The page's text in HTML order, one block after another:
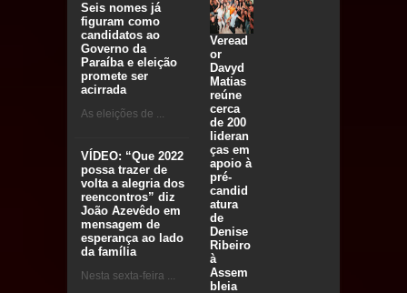
Seis nomes já
figuram como
candidatos ao
Governo da
Paraíba e eleição
promete ser
acirrada
As eleições de ...
VÍDEO: “Que 2022
possa trazer de
volta a alegria dos
reencontros” diz
João Azevêdo em
mensagem de
esperança ao lado
da família
Nesta sexta-feira ...
Veread
or
Davyd
Matias
reúne
cerca
de 200
lideran
ças em
apoio à
pré-
candid
atura
de
Denise
Ribeiro
à
Assem
bleia